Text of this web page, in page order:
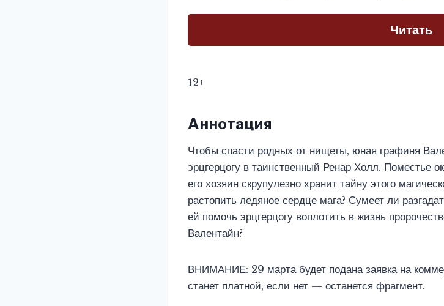
Читать
12+
Аннотация
Чтобы спасти родных от нищеты, юная графиня
эрцгерцогу в таинственный Ренар Холл. Поместье
его хозяин скрупулезно хранит тайну этого
растопить ледяное сердце мага? Сумеет ли
ей помочь эрцгерцогу воплотить в жизнь
Валентайн?
ВНИМАНИЕ: 29 марта будет подана заявка на
станет платной, если нет — останется фрагмент.